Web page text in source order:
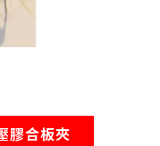
膠合板夾